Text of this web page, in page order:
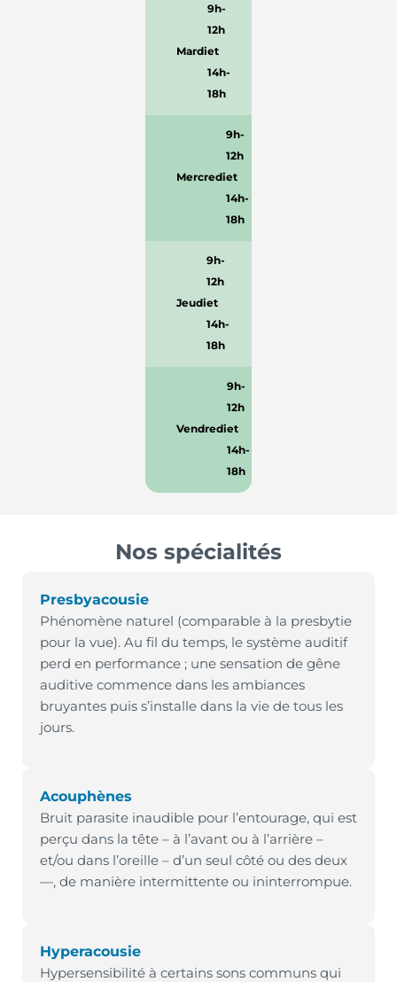
Mardi
9h-
12h
et
14h-
18h
Mercredi
9h-
12h
et
14h-
18h
Jeudi
9h-
12h
et
14h-
18h
Vendredi
9h-
12h
et
14h-
18h
Nos spécialités
Presbyacousie
Phénomène naturel (comparable à la presbytie
pour la vue). Au fil du temps, le système auditif
perd en performance ; une sensation de gêne
auditive commence dans les ambiances
bruyantes puis s’installe dans la vie de tous les
jours.
Acouphènes
Bruit parasite inaudible pour l’entourage, qui est
perçu dans la tête – à l’avant ou à l’arrière –
et/ou dans l’oreille – d’un seul côté ou des deux
—, de manière intermittente ou ininterrompue.
Hyperacousie
Hypersensibilité à certains sons communs qui